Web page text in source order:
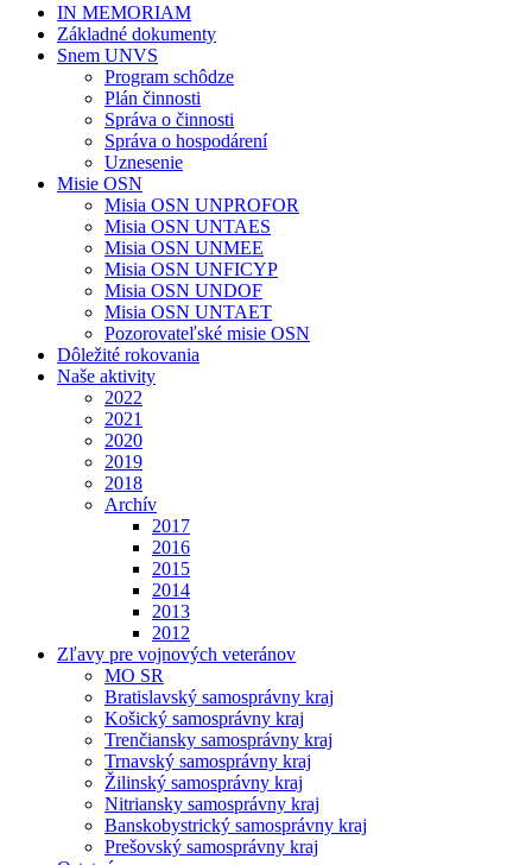
IN MEMORIAM
Základné dokumenty
Snem UNVS
Program schôdze
Plán činnosti
Správa o činnosti
Správa o hospodárení
Uznesenie
Misie OSN
Misia OSN UNPROFOR
Misia OSN UNTAES
Misia OSN UNMEE
Misia OSN UNFICYP
Misia OSN UNDOF
Misia OSN UNTAET
Pozorovateľské misie OSN
Dôležité rokovania
Naše aktivity
2022
2021
2020
2019
2018
Archív
2017
2016
2015
2014
2013
2012
Zľavy pre vojnových veteránov
MO SR
Bratislavský samosprávny kraj
Košický samosprávny kraj
Trenčiansky samosprávny kraj
Trnavský samosprávny kraj
Žilinský samosprávny kraj
Nitriansky samosprávny kraj
Banskobystrický samosprávny kraj
Prešovský samosprávny kraj